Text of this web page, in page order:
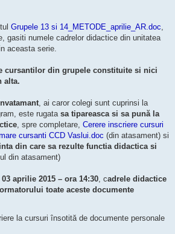
Grupele 13 si 14_METODE_aprilie_AR.doc,
gasiti numele cadrelor didactice din unitatea
aceasta serie.
cursantilor din grupele constituite si nici
alta.
, ai caror colegi sunt cuprinsi la
este rugata sa tipareasca si sa pună la
, spre completare, Cerere inscriere cursuri
cursanti CCD Vaslui.doc (din atasament) si
din care sa rezulte functia didactica si
din atasament)
aprilie 2015 – ora 14:30, cadrele didactice
toate aceste documente
la cursuri însotită de documente personale